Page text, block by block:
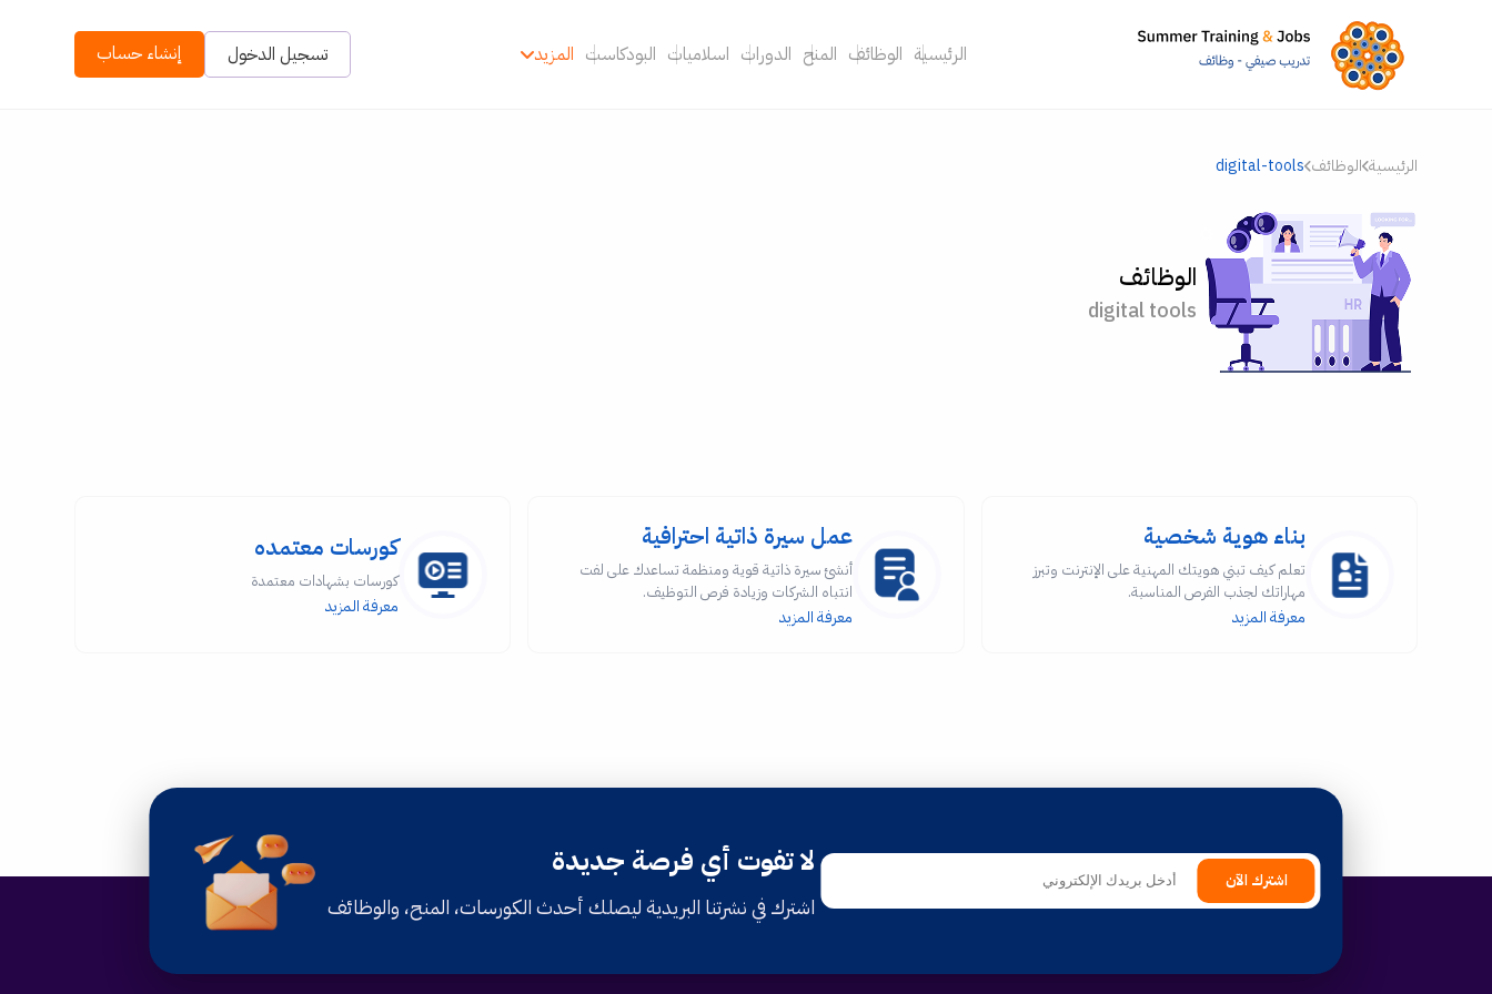
الرئيسية الوظائف المنح الدورات اسلاميات البودكاست المزيد تسجيل الدخول إنشاء حساب
الرئيسية الوظائف digital-tools
الوظائف
digital tools
بناء هوية شخصية
تعلم كيف تبني هويتك المهنية على الإنترنت وتبرز
مهاراتك لجذب الفرص المناسبة.
معرفة المزيد
عمل سيرة ذاتية احترافية
أنشئ سيرة ذاتية قوية ومنظمة تساعدك على لفت
انتباه الشركات وزيادة فرص التوظيف.
معرفة المزيد
كورسات معتمده
كورسات بشهادات معتمدة
معرفة المزيد
اشترك الآن
لا تفوت أي فرصة جديدة
اشترك في نشرتنا البريدية ليصلك أحدث الكورسات، المنح، والوظائف